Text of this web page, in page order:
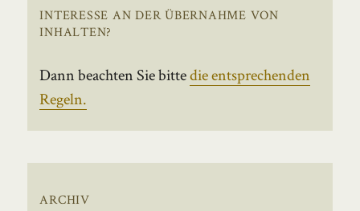
INTERESSE AN DER ÜBERNAHME VON
INHALTEN?
Dann beachten Sie bittedie entsprechenden
Regeln.
ARCHIV